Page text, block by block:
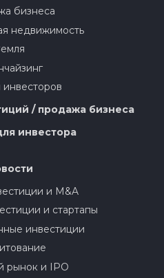
бизнеса
недвижимость
/ продажа бизнеса
инвестора
и M&A
и стартапы
инвестиции
рынок и IPO